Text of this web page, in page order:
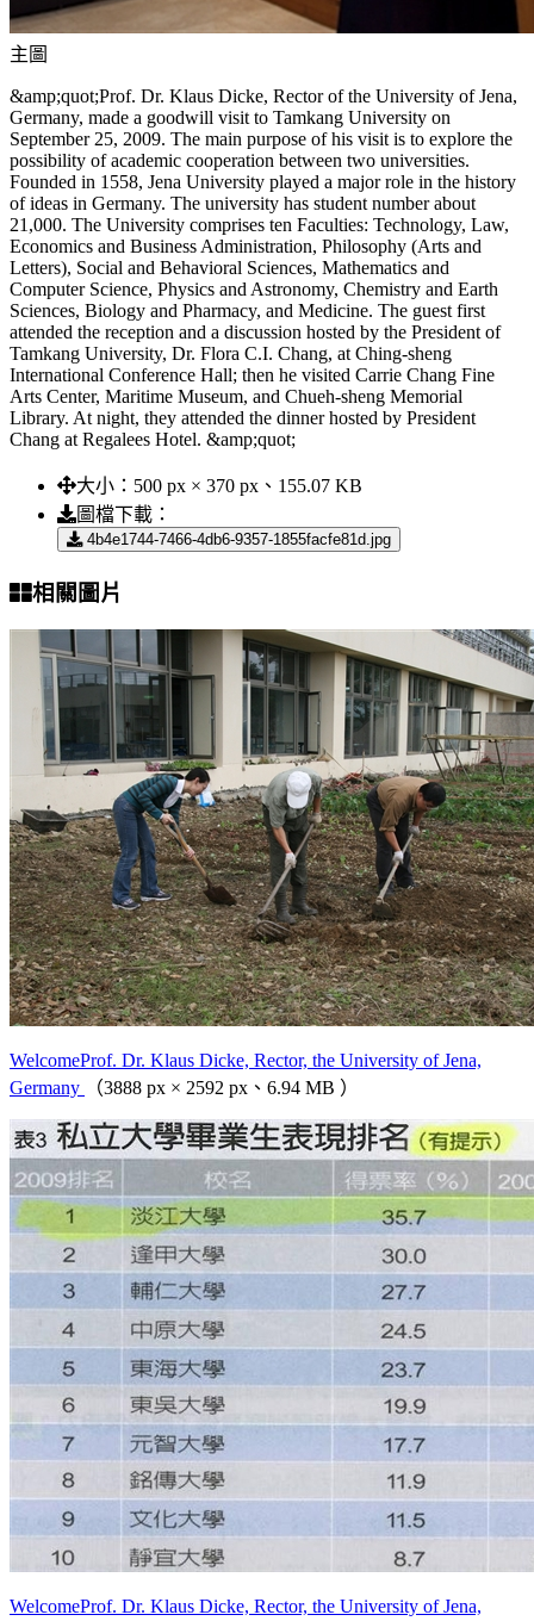
主圖
&amp;quot;Prof. Dr. Klaus Dicke, Rector of the University of Jena,
Germany, made a goodwill visit to Tamkang University on
September 25, 2009. The main purpose of his visit is to explore the
possibility of academic cooperation between two universities.
Founded in 1558, Jena University played a major role in the history
of ideas in Germany. The university has student number about
21,000. The University comprises ten Faculties: Technology, Law,
Economics and Business Administration, Philosophy (Arts and
Letters), Social and Behavioral Sciences, Mathematics and
Computer Science, Physics and Astronomy, Chemistry and Earth
Sciences, Biology and Pharmacy, and Medicine. The guest first
attended the reception and a discussion hosted by the President of
Tamkang University, Dr. Flora C.I. Chang, at Ching-sheng
International Conference Hall; then he visited Carrie Chang Fine
Arts Center, Maritime Museum, and Chueh-sheng Memorial
Library. At night, they attended the dinner hosted by President
Chang at Regalees Hotel. &amp;quot;
大小： 500 px × 370 px、155.07 KB
圖檔下載：
4b4e1744-7466-4db6-9357-1855facfe81d.jpg
相關圖片
WelcomeProf. Dr. Klaus Dicke, Rector, the University of Jena,
Germany
（3888 px × 2592 px、6.94 MB ）
WelcomeProf. Dr. Klaus Dicke, Rector, the University of Jena,